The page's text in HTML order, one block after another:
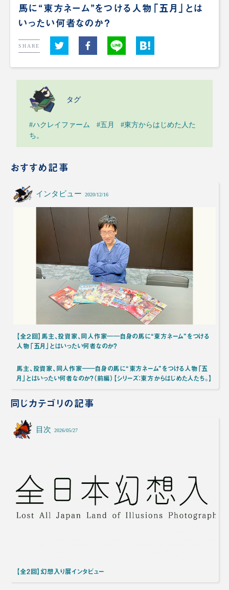
馬に“東方ネーム”をつける人物「五月」とは
いったい何者なのか？
SHARE
タグ
#ハクレイファーム #五月
#東方からはじめた人た
ち。
おすすめ記事
インタビュー 2020/12/16
【全２回】馬主、投資家、同人作家――自身の馬に“東方ネーム”をつける
人物「五月」とはいったい何者なのか？
馬主、投資家、同人作家――自身の馬に“東方ネーム”をつける人物「五
月」とはいったい何者なのか？（前編）【シリーズ：東方からはじめた人たち。】
同じカテゴリの記事
目次 2026/05/27
【全2回】幻想入り展インタビュー